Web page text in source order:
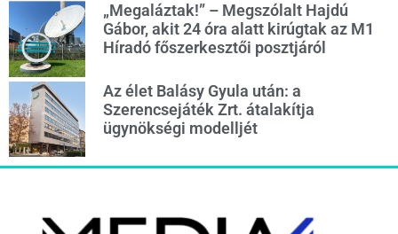
„Megaláztak!” – Megszólalt Hajdú
Gábor, akit 24 óra alatt kirúgtak az M1
Híradó főszerkesztői posztjáról
Az élet Balásy Gyula után: a
Szerencsejáték Zrt. átalakítja
ügynökségi modelljét